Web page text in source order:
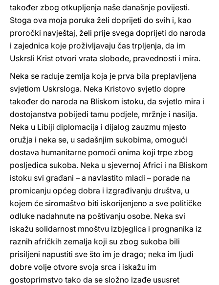
također zbog otkupljenja naše današnje povijesti.
Stoga ova moja poruka želi doprijeti do svih i, kao
proročki navještaj, želi prije svega doprijeti do naroda
i zajednica koje proživljavaju čas trpljenja, da im
Uskrsli Krist otvori vrata slobode, pravednosti i mira.
Neka se raduje zemlja koja je prva bila preplavljena
svjetlom Uskrsloga. Neka Kristovo svjetlo dopre
također do naroda na Bliskom istoku, da svjetlo mira i
dostojanstva pobijedi tamu podjele, mržnje i nasilja.
Neka u Libiji diplomacija i dijalog zauzmu mjesto
oružja i neka se, u sadašnjim sukobima, omogući
dostava humanitarne pomoći onima koji trpe zbog
posljedica sukoba. Neka u sjevernoj Africi i na Bliskom
istoku svi građani – a navlastito mladi – porade na
promicanju općeg dobra i izgrađivanju društva, u
kojem će siromaštvo biti iskorijenjeno a sve političke
odluke nadahnute na poštivanju osobe. Neka svi
iskažu solidarnost mnoštvu izbjeglica i prognanika iz
raznih afričkih zemalja koji su zbog sukoba bili
prisiljeni napustiti sve što im je drago; neka im ljudi
dobre volje otvore svoja srca i iskažu im
gostoprimstvo tako da se složno izađe ususret